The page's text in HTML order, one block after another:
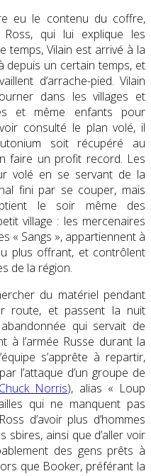
eu le contenu du coffre,
qui lui explique les
temps, Vilain est arrivé à la
depuis un certain temps, et
d’arrache-pied. Vilain
dans les villages et
et même enfants pour
consulté le plan volé, il
soit récupéré au
faire un profit record. Les
volé en se servant de la
fini par se couper, mais
le soir même des
village : les mercenaires
« Sangs », appartiennent à
plus offrant, et contrôlent
de la région.
du matériel pendant
route, et passent la nuit
qui servait de
à l’armée Russe durant la
s’apprête à repartir,
l’attaque d’un groupe de
Chuck Norris), alias « Loup
qui ne manquent pas
d’avoir plus d’hommes
sbires, ainsi que d’aller voir
des gens prêts à
que Booker, préférant la